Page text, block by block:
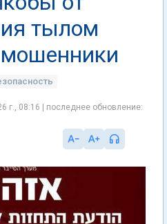
тылом
г., 08:16 | последнее обновление: